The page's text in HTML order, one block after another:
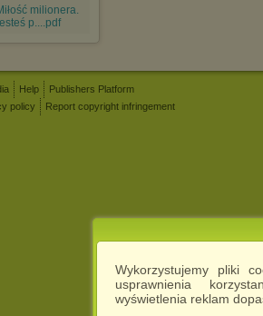
Wykorzystujemy pliki
usprawnienia
wyświetlenia reklam
milionera.
p....pdf
Help
Publishers Platform
policy Report copyright infringement